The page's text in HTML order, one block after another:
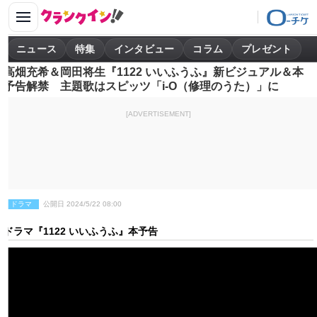
ニュース 特集 インタビュー コラム プレゼント
高畑充希＆岡田将生『1122 いいふうふ』新ビジュアル＆本
予告解禁 主題歌はスピッツ「i-O（修理のうた）」に
[ADVERTISEMENT]
ドラマ 公開日 2024/5/22 08:00
ドラマ『1122 いいふうふ』本予告